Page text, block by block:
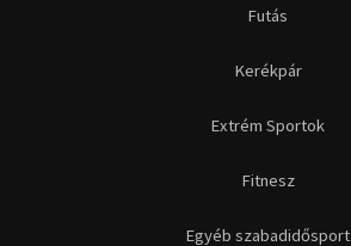
Futás
Kerékpár
Extrém Sportok
Fitnesz
Egyéb szabadidősport